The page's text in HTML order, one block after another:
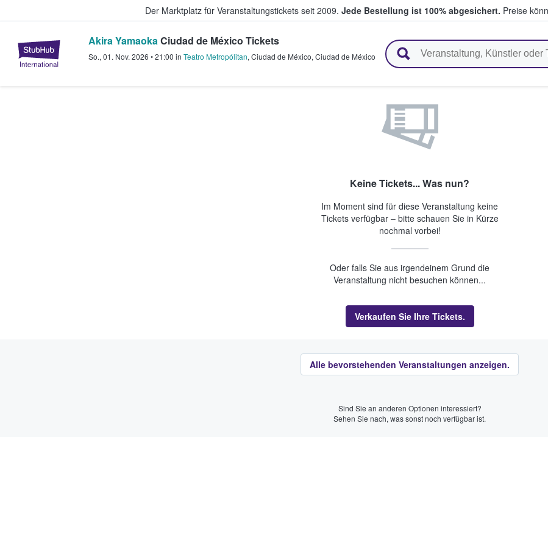
Der Marktplatz für Veranstaltungstickets seit 2009. Jede Bestellung ist 100% abgesichert. Preise
StubHub - Wo Fans Tickets kaufen & verkaufen
Akira YamaokaCiudad de México Tickets
So., 01. Nov. 2026 •21:00 in Teatro Metropólitan, Ciudad de México, Ciudad de México
Keine Tickets... Was nun?
Im Moment sind für diese Veranstaltung keine
Tickets verfügbar – bitte schauen Sie in Kürze
nochmal vorbei!
Oder falls Sie aus irgendeinem Grund die
Veranstaltung nicht besuchen können...
Verkaufen Sie Ihre Tickets.
Alle bevorstehenden Veranstaltungen anzeigen.
Sind Sie an anderen Optionen interessiert?
Sehen Sie nach, was sonst noch verfügbar ist.